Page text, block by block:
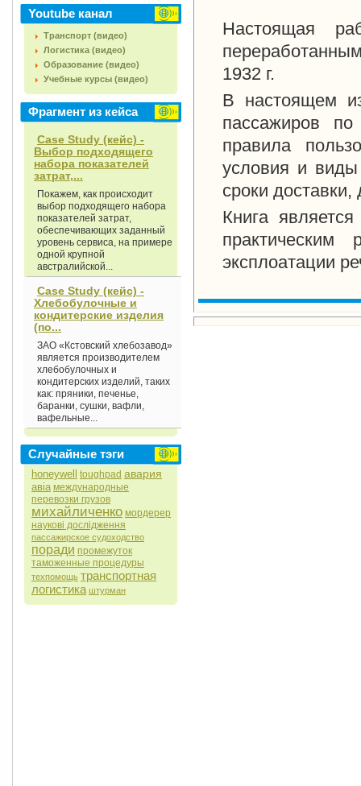
Youtube канал
Транспорт (видео)
Логистика (видео)
Образование (видео)
Учебные курсы (видео)
Фрагмент из кейса
Case Study (кейс) -
Выбор подходящего
набора показателей
затрат,...
Покажем, как происходит
выбор подходящего набора
показателей затрат,
обеспечивающих заданный
уровень сервиса, на примере
одной крупной
австралийской...
Case Study (кейс) -
Хлебобулочные и
кондитерские изделия
(по...
ЗАО «Кстовский хлебозавод»
является производителем
хлебобулочных и
кондитерских изделий, таких
как: пряники, печенье,
баранки, сушки, вафли,
вафельные...
Случайные тэги
honeywell toughpad авария
авіа международные
перевозки грузов
михайличенко мордерер
наукові дослідження
пассажирское судоходство
поради промежуток
таможенные процедуры
техпомощь транспортная
логистика штурман
Настоящая
1932 г.
В настоящем
пассажиров
правила
условия и
сроки
Книга
практическим
эксплоатации